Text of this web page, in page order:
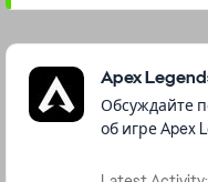
Featured Places
Apex
Обсуждайте
об игре Apex